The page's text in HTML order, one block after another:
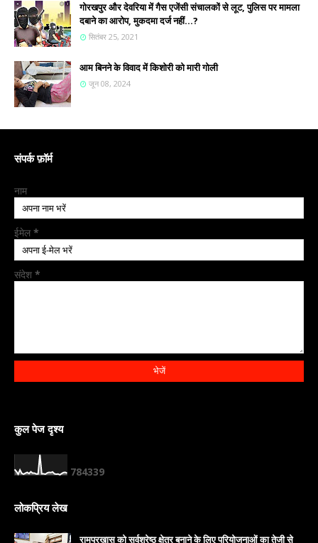
गोरखपुर और देवरिया में गैस एजेंसी संचालकों से लूट, पुलिस पर मामला
दबाने का आरोप, मुकदमा दर्ज नहीं...?
सितंबर 25, 2021
आम बिनने के विवाद में किशोरी को मारी गोली
जून 08, 2024
संपर्क फ़ॉर्म
नाम
ईमेल *
संदेश *
कुल पेज दृश्य
784339
लोकप्रिय लेख
रामपुरखास को सर्वश्रेष्ठ क्षेत्र बनाने के लिए परियोजनाओं का तेजी से